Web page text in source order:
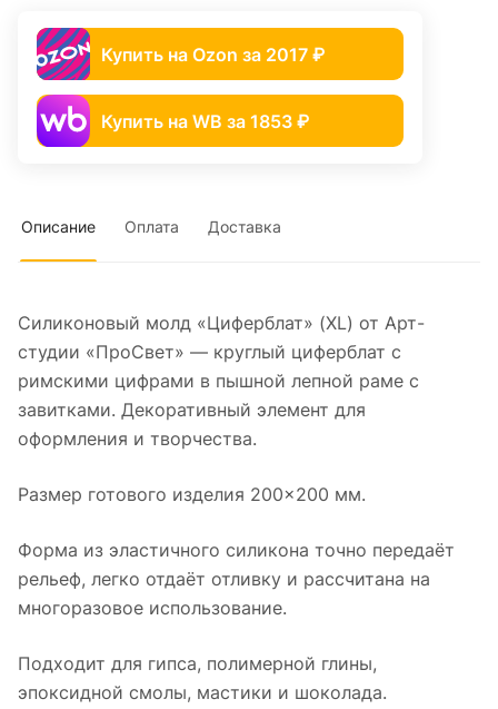
Купить на Ozon за 2017 ₽
Купить на WB за 1853 ₽
Описание Оплата Доставка
Силиконовый молд «Циферблат» (XL) от Арт-
студии «ПроСвет» — круглый циферблат с
римскими цифрами в пышной лепной раме с
завитками. Декоративный элемент для
оформления и творчества.
Размер готового изделия 200×200 мм.
Форма из эластичного силикона точно передаёт
рельеф, легко отдаёт отливку и рассчитана на
многоразовое использование.
Подходит для гипса, полимерной глины,
эпоксидной смолы, мастики и шоколада.